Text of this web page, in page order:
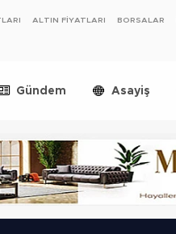
ALTIN FİYATLARI BORSALAR
Gündem Asayiş